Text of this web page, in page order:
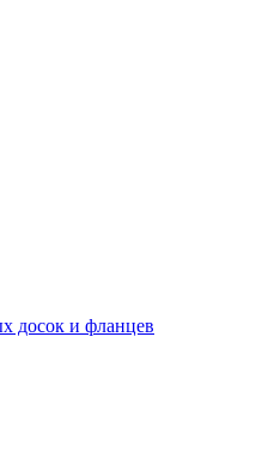
досок и фланцев